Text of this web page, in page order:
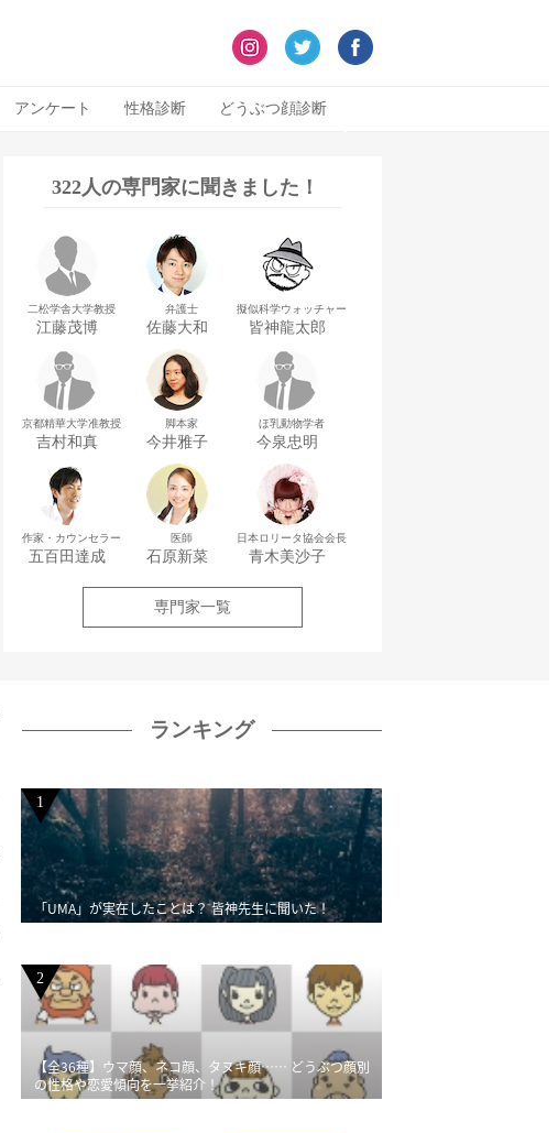
アンケート 性格診断 どうぶつ顔診断
322人の専門家に聞きました！
二松学舎大学教授
江藤茂博
弁護士
佐藤大和
擬似科学ウォッチャー
皆神龍太郎
京都精華大学准教授
吉村和真
脚本家
今井雅子
ほ乳動物学者
今泉忠明
作家・カウンセラー
五百田達成
医師
石原新菜
日本ロリータ協会会長
青木美沙子
専門家一覧
ランキング
1
「UMA」が実在したことは？ 皆神先生に聞いた！
2
【全36種】ウマ顔、ネコ顔、タヌキ顔…… どうぶつ顔別
の性格や恋愛傾向を一挙紹介！